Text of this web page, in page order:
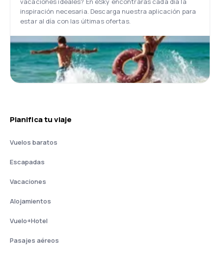
inspiración necesaria. Descarga nuestra aplicación para
estar al día con las últimas ofertas.
Planifica tu viaje
Vuelos baratos
Escapadas
Vacaciones
Alojamientos
Vuelo+Hotel
Pasajes aéreos